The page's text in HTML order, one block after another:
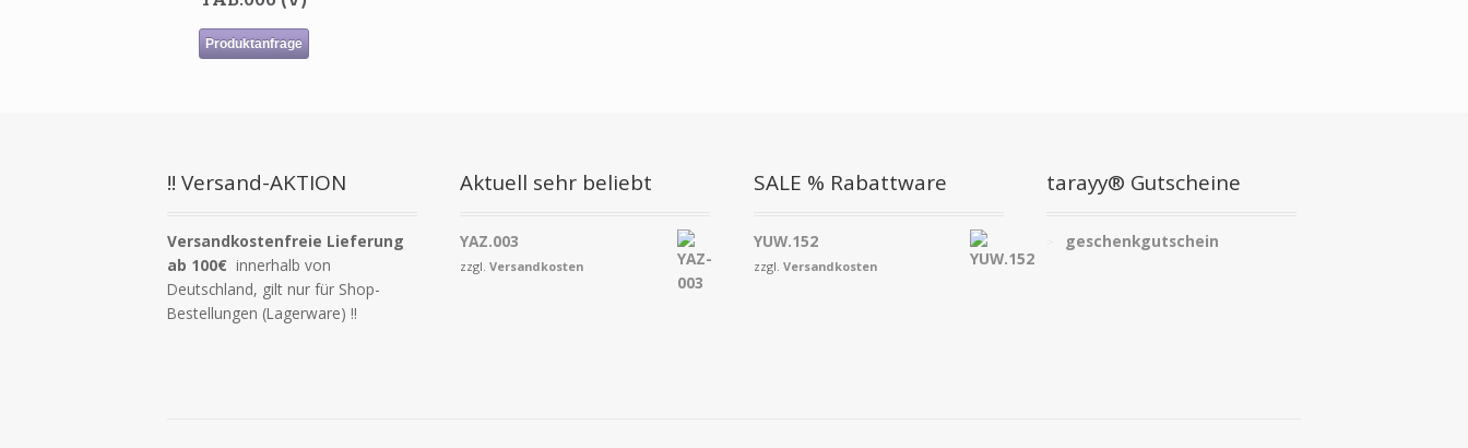
Produktanfrage
!! Versand-AKTION
Versandkostenfreie Lieferung
ab 100€ innerhalb von
Deutschland, gilt nur für Shop-
Bestellungen (Lagerware) !!
Aktuell sehr beliebt
YAZ.003
zzgl.Versandkosten
SALE % Rabattware
YUW.152
zzgl. Versandkosten
tarayy® Gutscheine
geschenkgutschein